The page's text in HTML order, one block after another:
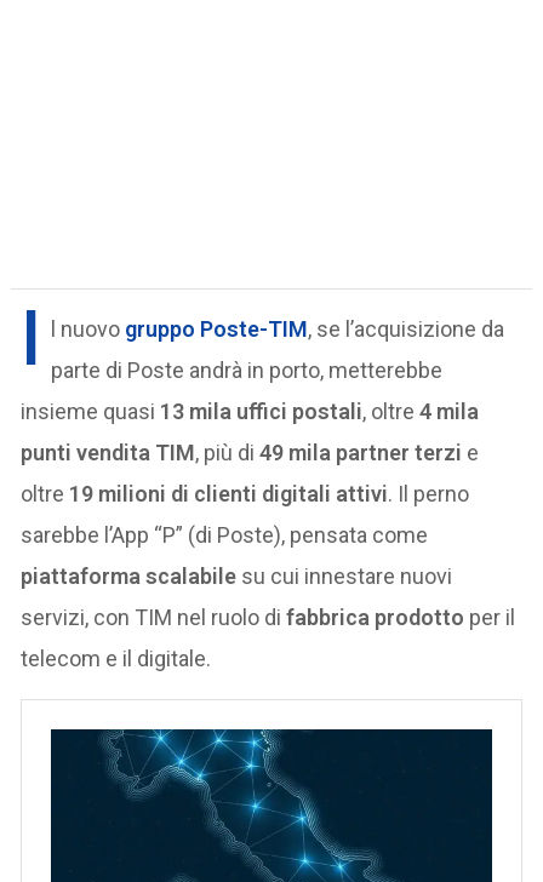
I l nuovo gruppo Poste-TIM, se l’acquisizione da
parte di Poste andrà in porto, metterebbe
insieme quasi 13 mila uffici postali, oltre4 mila
punti vendita TIM, più di49 mila partner terzi e
oltre 19 milioni di clienti digitali attivi. Il perno
sarebbe l’App “P” (di Poste), pensata come
piattaforma scalabile su cui innestare nuovi
servizi, con TIM nel ruolo difabbrica prodotto per il
telecom e il digitale.